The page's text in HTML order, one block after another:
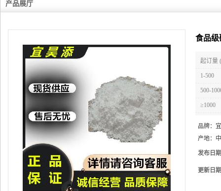
产品展厅
食品级
起订量
1-500
500-
≥1000
品牌：
产地：
发布日
更新日